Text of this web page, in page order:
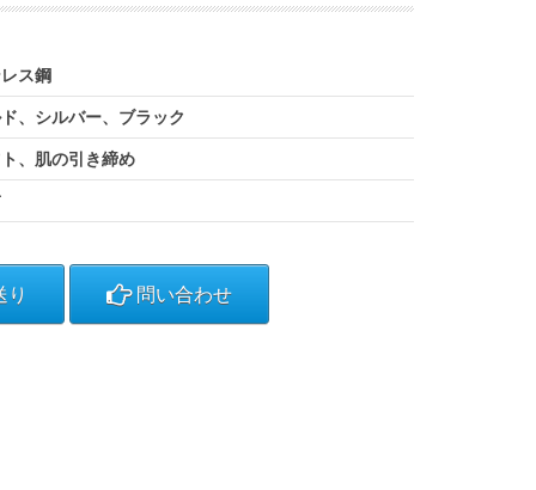
ス鋼
、シルバー、ブラック
、肌の引き締め
問い合わせ